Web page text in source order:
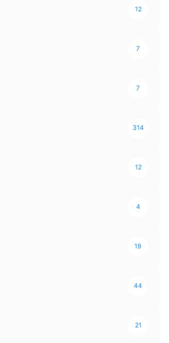
12
7
7
314
12
4
19
44
21